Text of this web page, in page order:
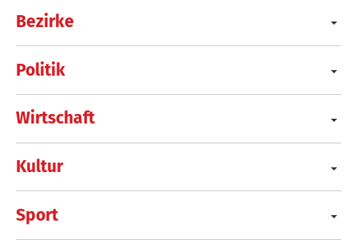
Bezirke
Politik
Wirtschaft
Kultur
Sport